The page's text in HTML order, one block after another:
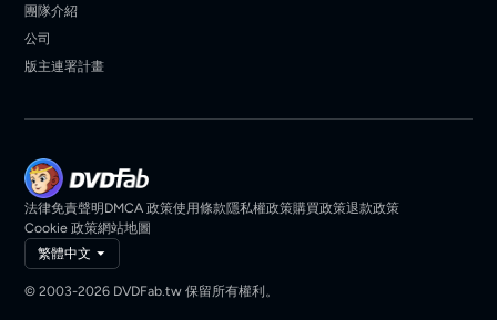
團隊介紹
公司
版主連署計畫
法律免責聲明DMCA 政策使用條款隱私權政策購買政策退款政策
Cookie 政策網站地圖
繁體中文
© 2003-2026 DVDFab.tw 保留所有權利。